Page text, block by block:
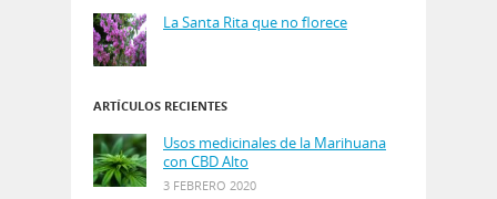
La Santa Rita que no florece
ARTÍCULOS RECIENTES
Usos medicinales de la Marihuana
con CBD Alto
3 FEBRERO 2020